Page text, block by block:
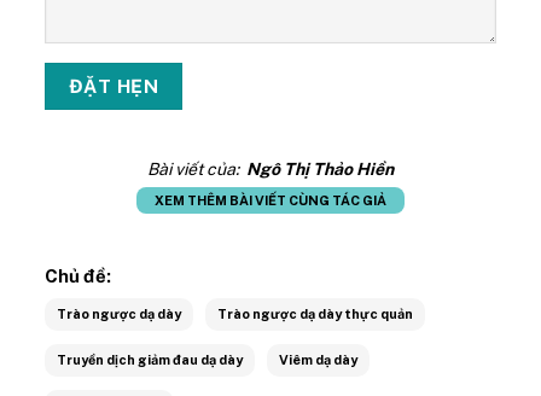
Bài viết của: Ngô Thị Thảo Hiền
XEM THÊM BÀI VIẾT CÙNG TÁC GIẢ
Chủ đề:
Trào ngược dạ dày Trào ngược dạ dày thực quản
Truyền dịch giảm đau dạ dày Viêm dạ dày